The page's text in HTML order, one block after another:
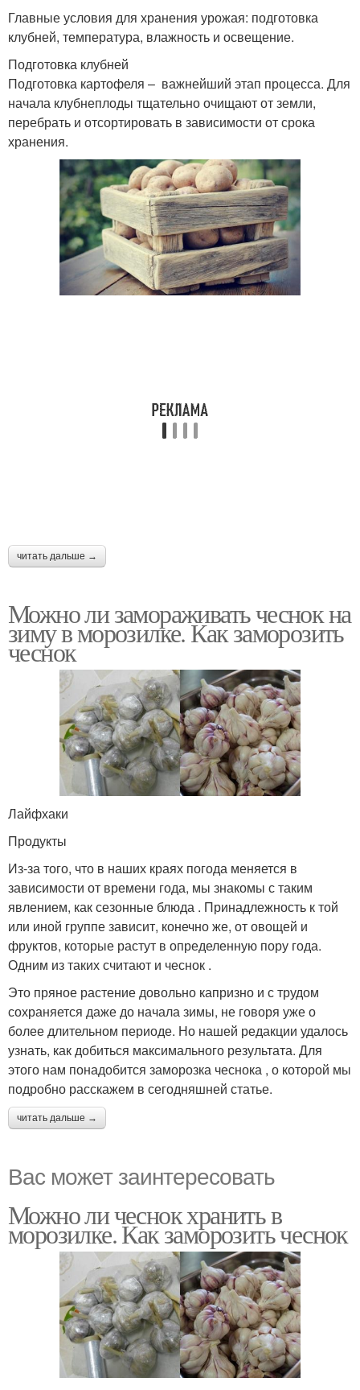
Главные условия для хранения урожая: подготовка
клубней, температура, влажность и освещение.
Подготовка клубней
Подготовка картофеля – важнейший этап процесса. Для
начала клубнеплоды тщательно очищают от земли,
перебрать и отсортировать в зависимости от срока
хранения.
читать дальше →
Можно ли замораживать чеснок на
зиму в морозилке. Как заморозить
чеснок
Лайфхаки
Продукты
Из-за того, что в наших краях погода меняется в
зависимости от времени года, мы знакомы с таким
явлением, как сезонные блюда . Принадлежность к той
или иной группе зависит, конечно же, от овощей и
фруктов, которые растут в определенную пору года.
Одним из таких считают и чеснок .
Это пряное растение довольно капризно и с трудом
сохраняется даже до начала зимы, не говоря уже о
более длительном периоде. Но нашей редакции удалось
узнать, как добиться максимального результата. Для
этого нам понадобится заморозка чеснока , о которой мы
подробно расскажем в сегодняшней статье.
читать дальше →
Вас может заинтересовать
Можно ли чеснок хранить в
морозилке. Как заморозить чеснок